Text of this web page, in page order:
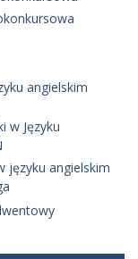
angielskim
w Języku
języku angielskim